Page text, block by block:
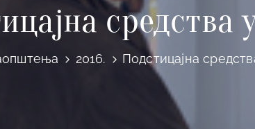
2016. Подстицајна